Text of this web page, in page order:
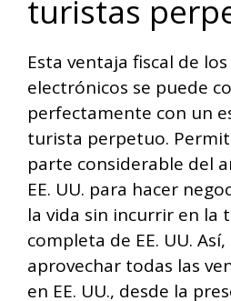
turistas
Esta ventaja fiscal de
electrónicos se puede
perfectamente con un
turista perpetuo.
parte considerable del
EE. UU. para hacer
la vida sin incurrir en la
completa de EE. UU.
aprovechar todas las
en EE. UU., desde la